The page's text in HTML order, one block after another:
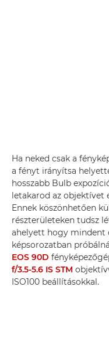
Ha neked csak a
a fényt irányítsa
hosszabb Bulb
letakarod az objektívet
Ennek köszönhetően
részterületeken tudsz
ahelyett hogy mindent
képsorozatban
EOS 90D
f/3.5-5.6 IS STM
ISO100 beállításokkal.